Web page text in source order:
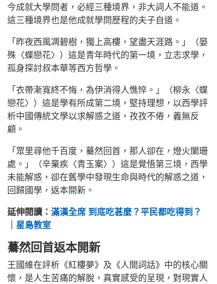
今成就大學問者，必經三種境界，非大詞人不能道。
這三種境界也是他成就學問歷程的夫子自道。
「昨夜西風凋碧樹，獨上高樓，望盡天涯路。」（晏
殊〈蝶戀花〉）這是青年時代的第一境，立志求學，
孤身探討叔本華等西方哲學。
「衣帶漸寬終不悔，為伊消得人憔悴。」（柳永〈蝶
戀花〉）這是學有所成第二境，堅持理想，以西學評
析中國傳統文學以求解惑之道，孜孜不倦，義無反
顧。
「眾里尋他千百度，驀然回首，那人卻在，燈火闌珊
處。」（辛棄疾〈青玉案〉）這是覺悟第三境，西學
未能解惑，卻在舊學中發現生命與時代的解惑之道，
回歸國學，返本開新。
延伸閱讀： 滿漢全席 到底吃甚麼？平民都吃得到？
｜星島教室
驀然回首返本開新
王國維在評析《紅樓夢》及《人間詞話》中的核心關
懷，是人生苦痛的解脫，真實感受的呈現，對現實人